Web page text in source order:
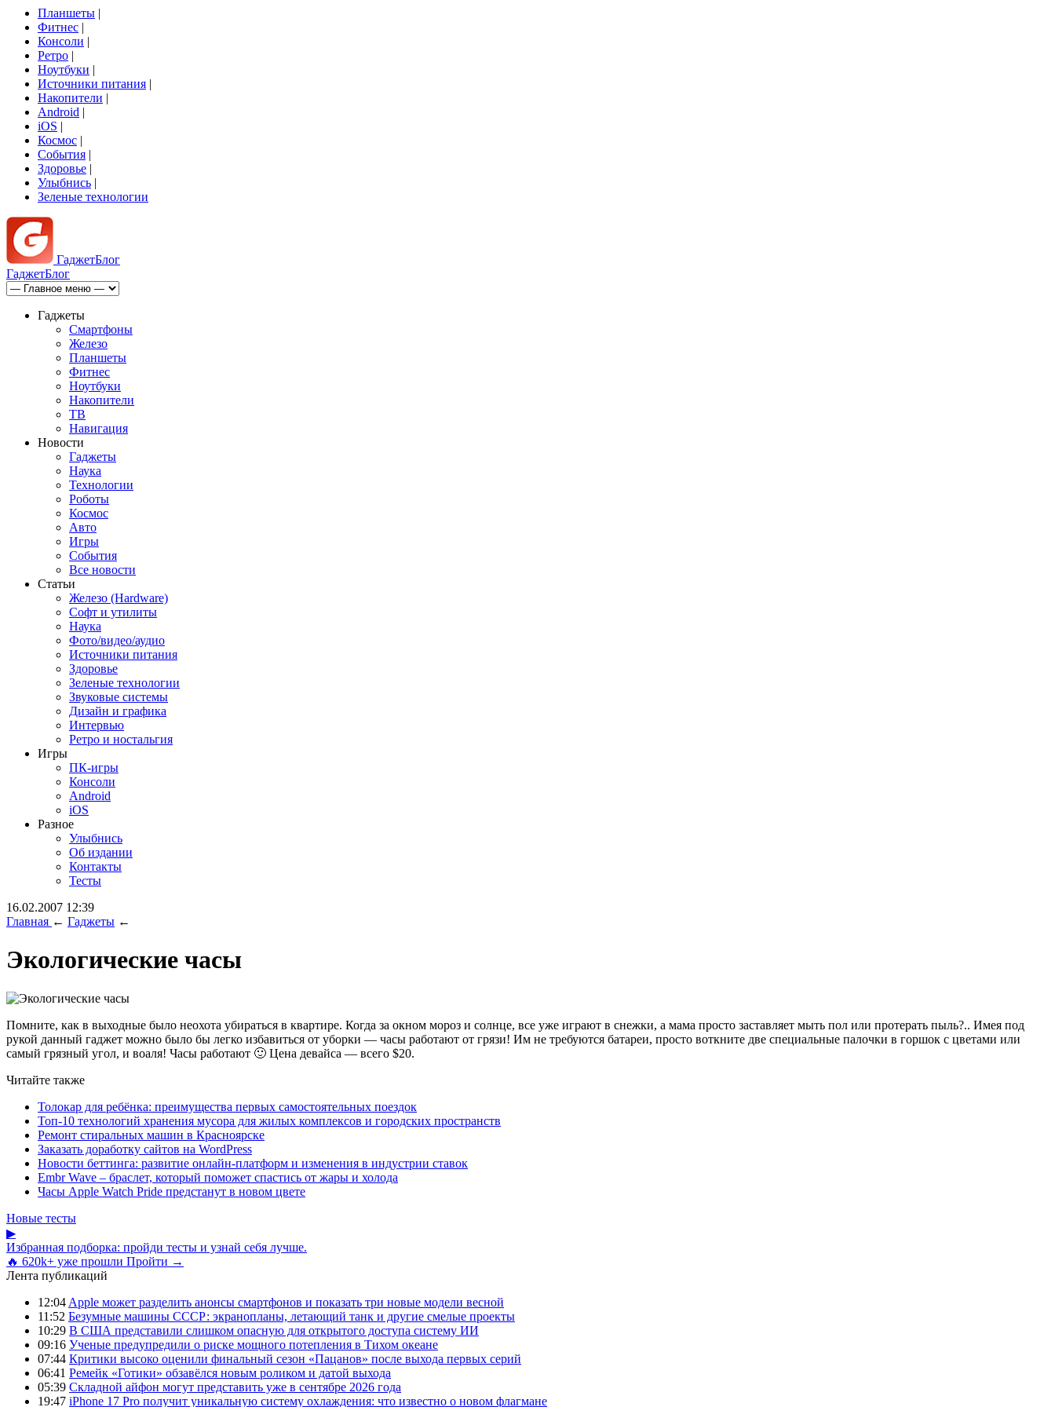
Планшеты |
Фитнес |
Консоли |
Ретро |
Ноутбуки |
Источники питания |
Накопители |
Android |
iOS |
Космос |
События |
Здоровье |
Улыбнись |
Зеленые технологии
ГаджетБлог
ГаджетБлог
Гаджеты
Смартфоны
Железо
Планшеты
Фитнес
Ноутбуки
Накопители
ТВ
Навигация
Новости
Гаджеты
Наука
Технологии
Роботы
Космос
Авто
Игры
События
Все новости
Статьи
Железо (Hardware)
Софт и утилиты
Наука
Фото/видео/аудио
Источники питания
Здоровье
Зеленые технологии
Звуковые системы
Дизайн и графика
Интервью
Ретро и ностальгия
Игры
ПК-игры
Консоли
Android
iOS
Разное
Улыбнись
Об издании
Контакты
Тесты
16.02.2007 12:39
Главная ← Гаджеты ←
Экологические часы
Помните, как в выходные было неохота убираться в квартире. Когда за окном мороз и солнце, все уже играют в снежки, а мама просто заставляет мыть пол или протерать пыль?.. Имея под
рукой данный гаджет можно было бы легко избавиться от уборки — часы работают от грязи! Им не требуются батареи, просто воткните две специальные палочки в горшок с цветами или
самый грязный угол, и воаля! Часы работают 🙂 Цена девайса — всего $20.
Читайте также
Толокар для ребёнка: преимущества первых самостоятельных поездок
Топ-10 технологий хранения мусора для жилых комплексов и городских пространств
Ремонт стиральных машин в Красноярске
Заказать доработку сайтов на WordPress
Новости беттинга: развитие онлайн-платформ и изменения в индустрии ставок
Embr Wave – браслет, который поможет спастись от жары и холода
Часы Apple Watch Pride предстанут в новом цвете
Новые тесты
▶
Избранная подборка: пройди тесты и узнай себя лучше.
🔥 620k+ уже прошли Пройти →
Лента публикаций
12:04 Apple может разделить анонсы смартфонов и показать три новые модели весной
11:52 Безумные машины СССР: экранопланы, летающий танк и другие смелые проекты
10:29 В США представили слишком опасную для открытого доступа систему ИИ
09:16 Ученые предупредили о риске мощного потепления в Тихом океане
07:44 Критики высоко оценили финальный сезон «Пацанов» после выхода первых серий
06:41 Ремейк «Готики» обзавёлся новым роликом и датой выхода
05:39 Складной айфон могут представить уже в сентябре 2026 года
19:47 iPhone 17 Pro получит уникальную систему охлаждения: что известно о новом флагмане